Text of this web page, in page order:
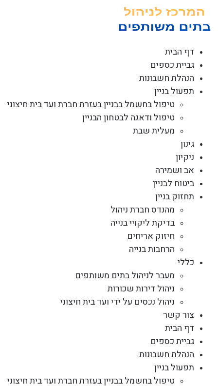
דף הבית
גביית כספים
הנהלת חשבונות
תפעול בניין
טיפול בחשמל בבניין בעזרת חברת ועד בית חיצוני
טיפול ודאגה לבטחון הבניין
מעלית שבת
גינון
ניקיון
אב ושמירה
ביטוח לבניין
תחזוק בניין
מהנדס חברת ניהול
בדיקת ליקויי בנייה
חיזוק אריחים
הרחבות בנייה
כללי
מעבר לניהול בתים משותפים
ניהול דירות שכורות
ניהול נכסים על ידי ועד בית חיצוני
צור קשר
דף הבית
גביית כספים
הנהלת חשבונות
תפעול בניין
טיפול בחשמל בבניין בעזרת חברת ועד בית חיצוני